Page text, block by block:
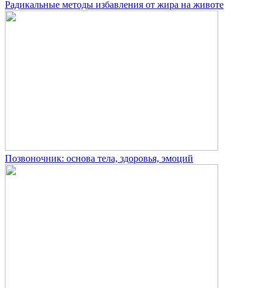
Радикальные методы избавления от жира на животе
Позвоночник: основа тела, здоровья, эмоций